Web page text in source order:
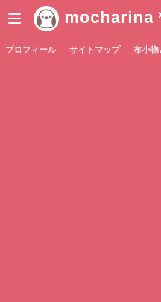
mocharina
プロフィール サイトマップ 布小物